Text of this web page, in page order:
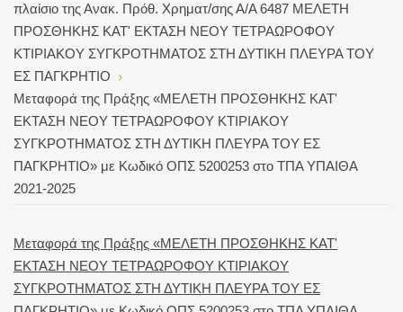
πλαίσιο της Ανακ. Πρόθ. Χρηματ/σης Α/Α 6487 ΜΕΛΕΤΗ
ΠΡΟΣΘΗΚΗΣ ΚΑΤ' ΕΚΤΑΣΗ ΝΕΟΥ ΤΕΤΡΑΩΡΟΦΟΥ
ΚΤΙΡΙΑΚΟΥ ΣΥΓΚΡΟΤΗΜΑΤΟΣ ΣΤΗ ΔΥΤΙΚΗ ΠΛΕΥΡΑ ΤΟΥ
ΕΣ ΠΑΓΚΡΗΤΙΟ
Μεταφορά της Πράξης «ΜΕΛΕΤΗ ΠΡΟΣΘΗΚΗΣ ΚΑΤ'
ΕΚΤΑΣΗ ΝΕΟΥ ΤΕΤΡΑΩΡΟΦΟΥ ΚΤΙΡΙΑΚΟΥ
ΣΥΓΚΡΟΤΗΜΑΤΟΣ ΣΤΗ ΔΥΤΙΚΗ ΠΛΕΥΡΑ ΤΟΥ ΕΣ
ΠΑΓΚΡΗΤΙΟ» με Κωδικό ΟΠΣ 5200253 στο ΤΠΑ ΥΠΑΙΘΑ
2021-2025
Μεταφορά της Πράξης «ΜΕΛΕΤΗ ΠΡΟΣΘΗΚΗΣ ΚΑΤ'
ΕΚΤΑΣΗ ΝΕΟΥ ΤΕΤΡΑΩΡΟΦΟΥ ΚΤΙΡΙΑΚΟΥ
ΣΥΓΚΡΟΤΗΜΑΤΟΣ ΣΤΗ ΔΥΤΙΚΗ ΠΛΕΥΡΑ ΤΟΥ ΕΣ